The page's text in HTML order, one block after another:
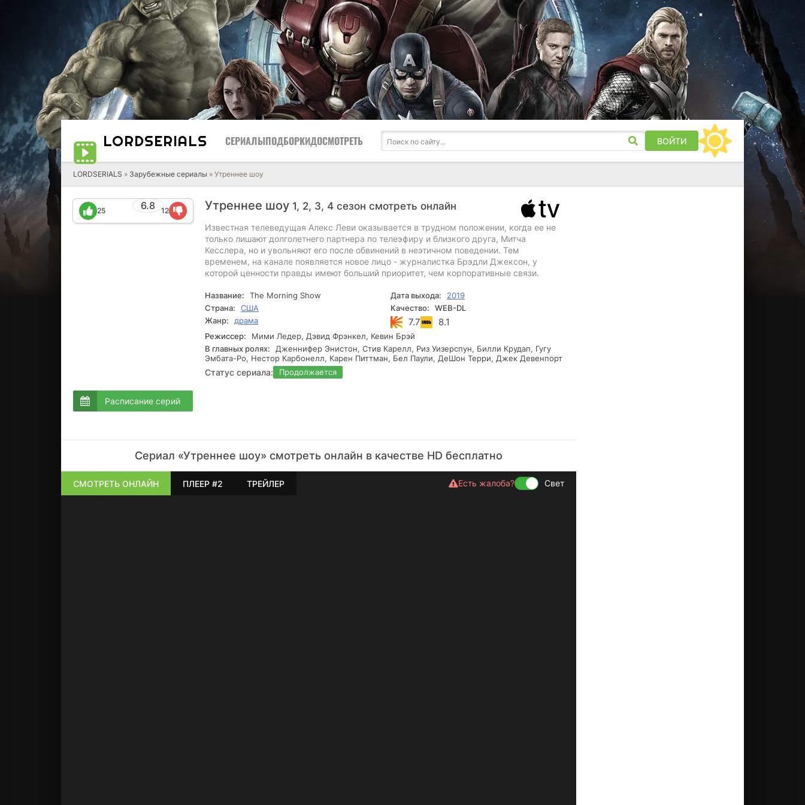
LORDSERIALS СЕРИАЛЫПОДБОРКИДОСМОТРЕТЬ ВОЙТИ
LORDSERIALS » Зарубежные сериалы » Утреннее шоу
Утреннее шоу 1, 2, 3, 4 сезон смотреть онлайн
6.8
25 12
Расписание серий
Известная телеведущая Алекс Леви оказывается в трудном положении, когда ее не
только лишают долголетнего партнера по телеэфиру и близкого друга, Митча
Кесслера, но и увольняют его после обвинений в неэтичном поведении. Тем
временем, на канале появляется новое лицо - журналистка Брэдли Джексон, у
которой ценности правды имеют больший приоритет, чем корпоративные связи.
Название: The Morning Show Дата выхода:
2019
Страна:
США Качество:
WEB-DL
Жанр:
драма 7.7 8.1
Режиссер:
Мими Ледер, Дэвид Фрэнкел, Кевин Брэй
В главных ролях:
Дженнифер Энистон, Стив Карелл, Риз Уизерспун, Билли Крудап, Гугу
Эмбата-Ро, Нестор Карбонелл, Карен Питтман, Бел Паули, ДеШон Терри, Джек Девенпорт
Статус сериала: Продолжается
Сериал «Утреннее шоу» смотреть онлайн в качестве HD бесплатно
СМОТРЕТЬ ОНЛАЙН ПЛЕЕР #2 ТРЕЙЛЕР Есть жалоба? Свет